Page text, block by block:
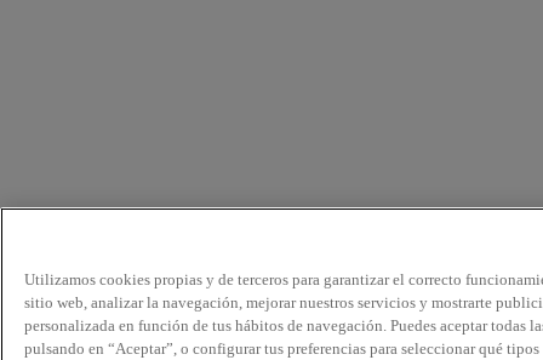
Utilizamos cookies propias y de terceros para garantizar el correcto
sitio web, analizar la navegación, mejorar nuestros servicios y mostrarte
personalizada en función de tus hábitos de navegación. Puedes aceptar todas
pulsando en “Aceptar”, o configurar tus preferencias para seleccionar qué tipos